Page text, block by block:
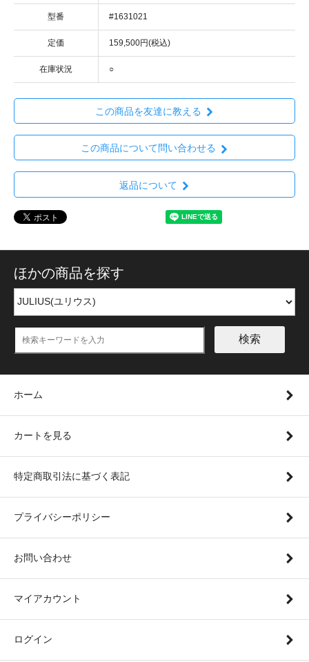
型番 #1631021
定価 159,500円(税込)
在庫状況 ○
この商品を友達に教える
この商品について問い合わせる
返品について
ほかの商品を探す
検索
ホーム
カートを見る
特定商取引法に基づく表記
プライバシーポリシー
お問い合わせ
マイアカウント
ログイン